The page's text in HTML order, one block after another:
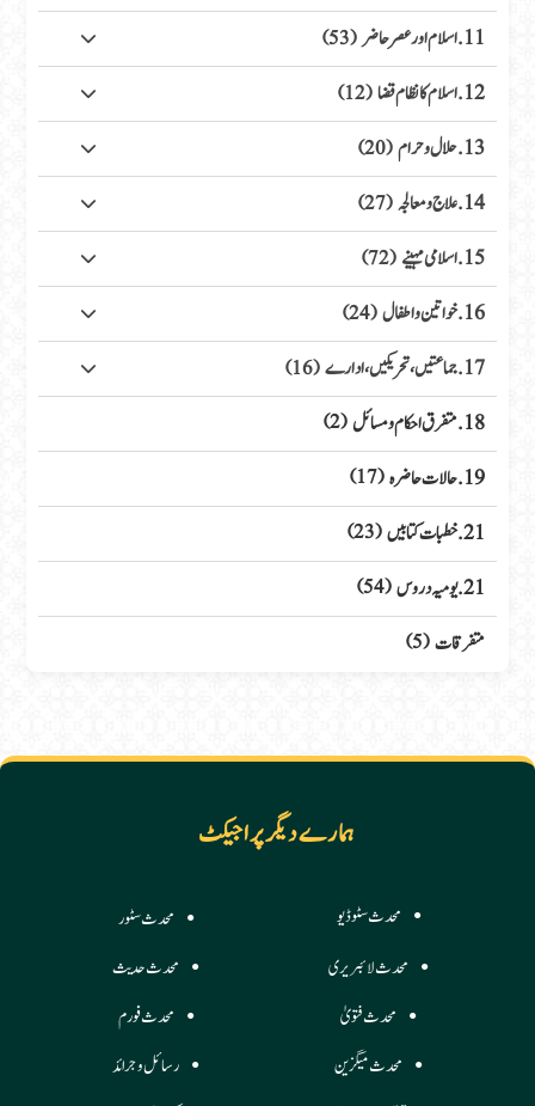
11. اسلام اور عصر حاضر (53)
12. اسلام کا نظام قضا (12)
13. حلال وحرام (20)
14. علاج ومعالجہ (27)
15. اسلامی مہینے (72)
16. خواتین واطفال (24)
17. جماعتیں، تحریکیں، ادارے (16)
18. متفرق احکام ومسائل (2)
19. حالات حاضرہ (17)
21. خطبات کتابیں (23)
21. یومیہ دروس (54)
متفرقات (5)
ہمارے دیگر پراجیکٹ
محدث سٹوڈیو
محدث سٹور
محدث لائبریری
محدث حدیث
محدث فتویٰ
محدث فورم
محدث میگزین
رسائل وجرائد